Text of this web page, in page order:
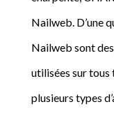
Nailweb. D’une
Nailweb sont
utilisées sur tous
plusieurs types